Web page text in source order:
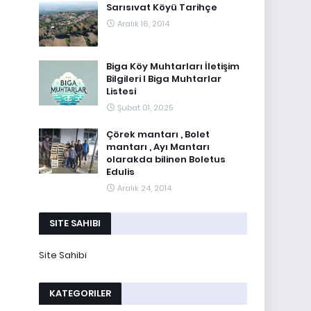
Sarısıvat Köyü Tarihçe
Aralık 16, 2014
Biga Köy Muhtarları İletişim
Bilgileri I Biga Muhtarlar
Listesi
Şubat 01, 2025
Çörek mantarı , Bolet
mantarı , Ayı Mantarı
olarakda bilinen Boletus
Edulis
Aralık 24, 2014
SITE SAHIBI
Site Sahibi
KATEGORILER